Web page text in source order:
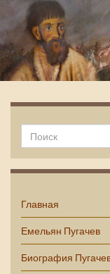
Емельян
Главная
Емельян Пугачев
Биография